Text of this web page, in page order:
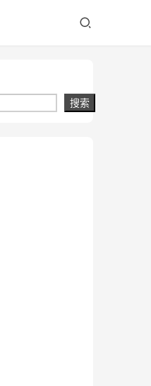
搜索